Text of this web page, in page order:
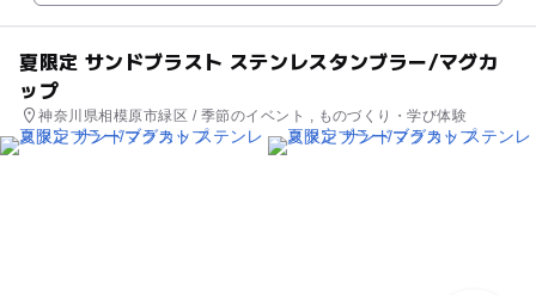
夏限定 サンドブラスト ステンレスタンブラー/マグカ
ップ
神奈川県相模原市緑区 / 季節のイベント , ものづくり・学び体験